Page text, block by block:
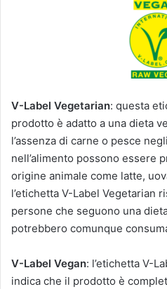
V-Label Vegetarian: questa
prodotto è adatto a una dieta
l’assenza di carne o pesce
nell’alimento possono essere
origine animale come latte,
l’etichetta V-Label Vegetarian
persone che seguono una
potrebbero comunque
V-Label Vegan: l’etichetta V-
indica che il prodotto è